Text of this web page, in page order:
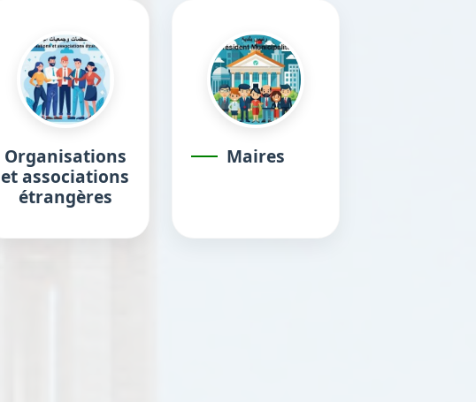
Organisations
et associations
étrangères
Maires